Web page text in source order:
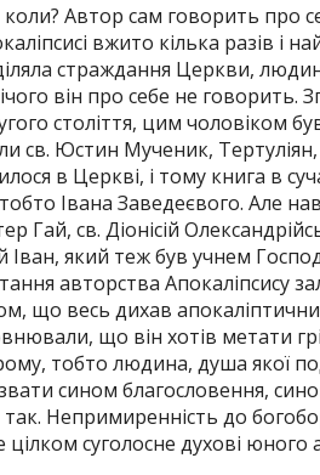
коли? Автор сам говорить про
вжито кілька разів і
страждання Церкви,
він про себе не говорить.
століття, цим чоловіком
св. Юстин Мученик,
в Церкві, і тому книга в
Івана Заведеєвого. Але
Гай, св. Діонісій
Іван, який теж був учнем
авторства Апокаліпсису
що весь дихав
що він хотів метати
тобто людина, душа якої
сином благословення,
Непримиренність до
цілком суголосне духові